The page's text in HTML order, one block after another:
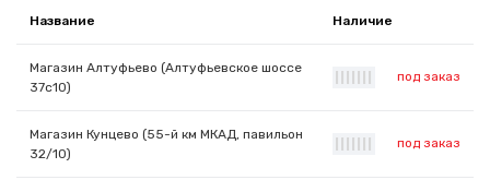
Название Наличие
Магазин Алтуфьево (Алтуфьевское шоссе
37с10)
под заказ
Магазин Кунцево (55-й км МКАД, павильон
32/10)
под заказ